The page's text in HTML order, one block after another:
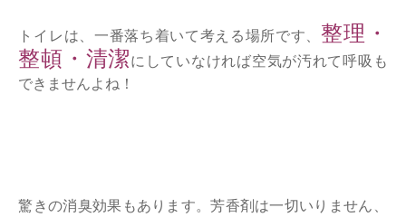
トイレは、一番落ち着いて考える場所です、 整理・
整頓・清潔にしていなければ空気が汚れて呼吸も
できませんよね！
驚きの消臭効果もあります。芳香剤は一切いりません、